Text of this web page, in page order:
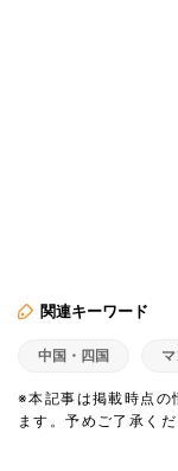
関連キーワード
中国・四国
※本記事は掲載時点の
ます。予めご了承くだ